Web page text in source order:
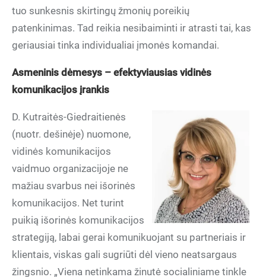
tuo sunkesnis skirtingų žmonių poreikių
patenkinimas. Tad reikia nesibaiminti ir atrasti tai, kas
geriausiai tinka individualiai įmonės komandai.
Asmeninis dėmesys – efektyviausias vidinės
komunikacijos įrankis
D. Kutraitės-Giedraitienės
(nuotr. dešinėje) nuomone,
vidinės komunikacijos
vaidmuo organizacijoje ne
mažiau svarbus nei išorinės
komunikacijos. Net turint
puikią išorinės komunikacijos
strategiją, labai gerai komunikuojant su partneriais ir
klientais, viskas gali sugriūti dėl vieno neatsargaus
žingsnio. „Viena netinkama žinutė socialiniame tinkle